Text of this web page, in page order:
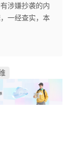
涉嫌抄袭的内
一经查实，本